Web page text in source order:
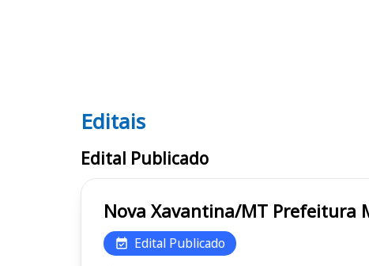
Editais
Editais
Edital Publicado
Nova
Edital Publicado